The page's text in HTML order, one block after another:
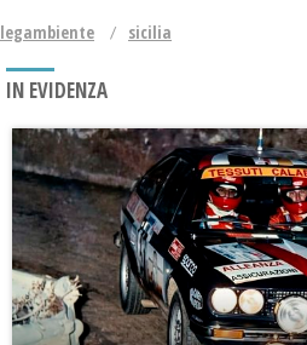
legambiente sicilia
IN EVIDENZA